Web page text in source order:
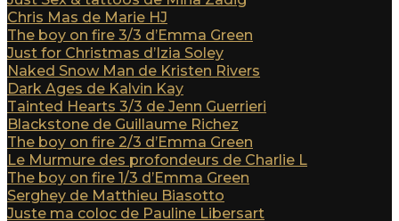
Chris Mas de Marie HJ
The boy on fire 3/3 d’Emma Green
Just for Christmas d’Izia Soley
Naked Snow Man de Kristen Rivers
Dark Ages de Kalvin Kay
Tainted Hearts 3/3 de Jenn Guerrieri
Blackstone de Guillaume Richez
The boy on fire 2/3 d’Emma Green
Le Murmure des profondeurs de Charlie L
The boy on fire 1/3 d’Emma Green
Serghey de Matthieu Biasotto
Juste ma coloc de Pauline Libersart